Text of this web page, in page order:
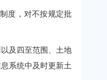
度，对不按规定批
及四至范围、土地
系统中及时更新土